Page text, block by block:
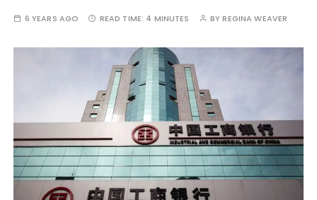
6 YEARS AGO READ TIME: 4 MINUTES BYREGINA WEAVER